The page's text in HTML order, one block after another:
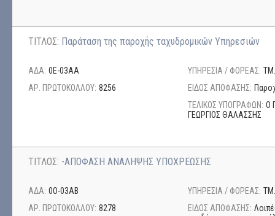
ΤΙΤΛΟΣ: Παράταση της παροχής ταχυδρομικών Υπηρεσιών
ΑΔΑ: 0Ε-03ΑΑ
ΑΡ. ΠΡΩΤΟΚΟΛΛΟΥ: 8256
ΥΠΗΡΕΣΙΑ / ΦΟΡΕΑΣ:
ΕΙΔΟΣ ΑΠΟΦΑΣΗΣ:
ΤΕΛΙΚΟΣ ΥΠΟΓΡΑΦΩΝ: Ο
ΓΕΩΡΓΙΟΣ ΘΑΛΑΣΣΗΣ
ΤΙΤΛΟΣ: -ΑΠΟΦΑΣΗ ΑΝΑΛΗΨΗΣ ΥΠΟΧΡΕΩΣΗΣ
ΑΔΑ: 0Ο-03ΑΒ
ΑΡ. ΠΡΩΤΟΚΟΛΛΟΥ: 8278
ΥΠΗΡΕΣΙΑ / ΦΟΡΕΑΣ:
ΕΙΔΟΣ ΑΠΟΦΑΣΗΣ: